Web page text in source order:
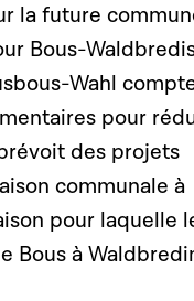
la future
Bous-
Wahl
pour
des projets
communale à
pour laquelle
Bous à